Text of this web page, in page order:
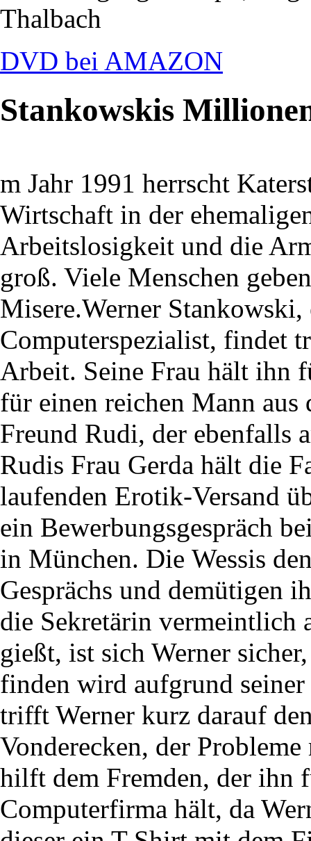
Thalbach
DVD bei AMAZON
Stankowskis
m Jahr 1991 herrscht
Wirtschaft in der
Arbeitslosigkeit und die
groß. Viele Menschen
Misere.Werner
Computerspezialist, findet
Arbeit. Seine Frau hält ihn
für einen reichen Mann aus
Freund Rudi, der ebenfalls
Rudis Frau Gerda hält die
laufenden Erotik-Versand
ein Bewerbungsgespräch
in München. Die Wessis
Gesprächs und demütigen
die Sekretärin vermeintlich
gießt, ist sich Werner
finden wird aufgrund
trifft Werner kurz darauf
Vonderecken, der
hilft dem Fremden, der ihn
Computerfirma hält, da